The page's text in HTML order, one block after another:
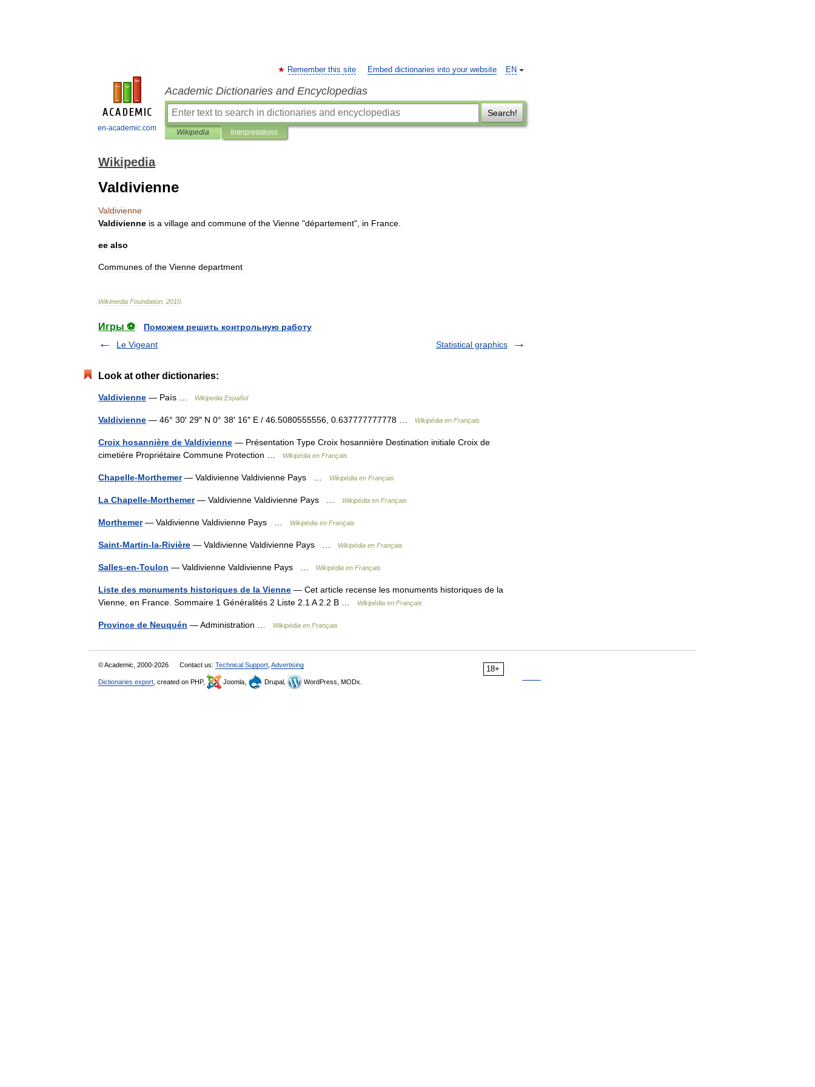
en-academic.com
EN
Remember this site Embed dictionaries into your website
Academic Dictionaries and Encyclopedias
Search!
Wikipedia Interpretations
Wikipedia
Valdivienne
Valdivienne
Valdivienne is a village and commune of the Vienne "département", in France
ee also
Communes of the Vienne department
Wikimedia Foundation 2010
Игры ⚽
Поможем решить контрольную работу
Le Vigeant
Statistical graphics
Look at other dictionaries:
Valdivienne — País … Wikipedia Español
Valdivienne — 46° 30′ 29″ N 0° 38′ 16″ E / 46.5080555556, 0.637777777778 … Wikipédia en Français
Croix hosannière de Valdivienne — Présentation Type Croix hosannière Destination initiale Croix de
cimetière Propriétaire Commune Protection …
Wikipédia en Français
Chapelle-Morthemer— Valdivienne Valdivienne Pays … Wikipédia en Français
La Chapelle-Morthemer— Valdivienne Valdivienne Pays … Wikipédia en Français
Morthemer— Valdivienne Valdivienne Pays … Wikipédia en Français
Saint-Martin-la-Rivière — Valdivienne Valdivienne Pays … Wikipédia en Français
Salles-en-Toulon — Valdivienne Valdivienne Pays … Wikipédia en Français
Liste des monuments historiques de la Vienne — Cet article recense les monuments historiques de la
Vienne, en France. Sommaire 1 Généralités 2 Liste 2.1 A 2.2 B …
Wikipédia en Français
Province de Neuquén — Administration … Wikipédia en Français
18+
© Academic, 2000-2026 Contact us: Technical Support Advertising
Dictionaries export , created on PHP, Joomla, Drupal, WordPress, MODx.